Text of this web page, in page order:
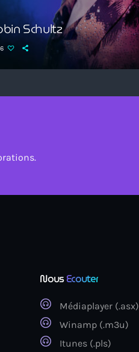
Schultz
NousEcouter
Médiaplayer (.asx)
Winamp (.m3u)
Itunes (.pls)